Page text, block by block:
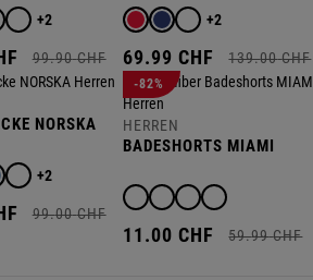
+2
99.90 CHF
+2
69.99 CHF 139.00 CHF
NORSKA
+2
99.00 CHF
HERREN
BADESHORTS MIAMI
11.00 CHF 59.99 CHF
-82%